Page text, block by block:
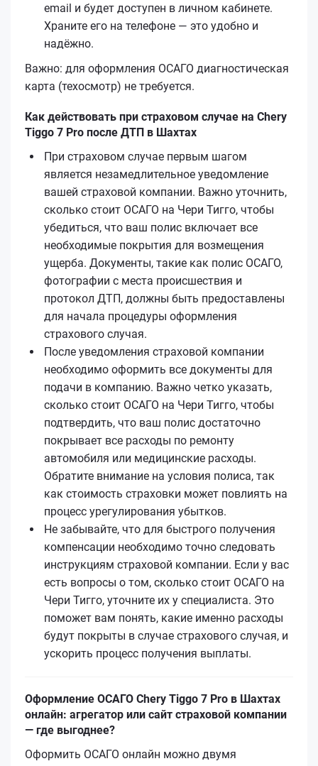
email и будет доступен в личном кабинете.
Храните его на телефоне — это удобно и
надёжно.
Важно: для оформления ОСАГО диагностическая
карта (техосмотр) не требуется.
Как действовать при страховом случае на Chery
Tiggo 7 Pro после ДТП в Шахтах
При страховом случае первым шагом
является незамедлительное уведомление
вашей страховой компании. Важно уточнить,
сколько стоит ОСАГО на Чери Тигго, чтобы
убедиться, что ваш полис включает все
необходимые покрытия для возмещения
ущерба. Документы, такие как полис ОСАГО,
фотографии с места происшествия и
протокол ДТП, должны быть предоставлены
для начала процедуры оформления
страхового случая.
После уведомления страховой компании
необходимо оформить все документы для
подачи в компанию. Важно четко указать,
сколько стоит ОСАГО на Чери Тигго, чтобы
подтвердить, что ваш полис достаточно
покрывает все расходы по ремонту
автомобиля или медицинские расходы.
Обратите внимание на условия полиса, так
как стоимость страховки может повлиять на
процесс урегулирования убытков.
Не забывайте, что для быстрого получения
компенсации необходимо точно следовать
инструкциям страховой компании. Если у вас
есть вопросы о том, сколько стоит ОСАГО на
Чери Тигго, уточните их у специалиста. Это
поможет вам понять, какие именно расходы
будут покрыты в случае страхового случая, и
ускорить процесс получения выплаты.
Оформление ОСАГО Chery Tiggo 7 Pro в Шахтах
онлайн: агрегатор или сайт страховой компании
— где выгоднее?
Оформить ОСАГО онлайн можно двумя